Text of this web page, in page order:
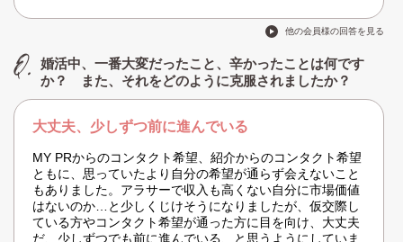
他の会員様の回答を見る
婚活中、一番大変だったこと、辛かったことは何です
か？ また、それをどのように克服されましたか？
大丈夫、少しずつ前に進んでいる
MY PRからのコンタクト希望、紹介からのコンタクト希望
ともに、思っていたより自分の希望が通らず会えないこと
もありました。アラサーで収入も高くない自分に市場価値
はないのか…と少しくじけそうになりましたが、仮交際し
ている方やコンタクト希望が通った方に目を向け、大丈夫
だ、少しずつでも前に進んでいる、と思うようにしていま